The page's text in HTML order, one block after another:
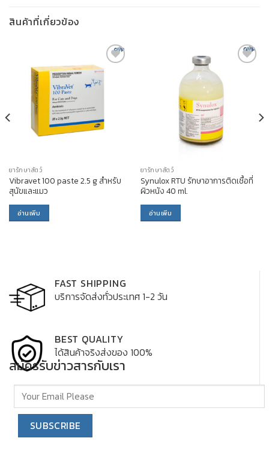
สินค้าที่เกี่ยวข้อง
ยารักษาสัตว์
Vibravet 100 paste 2.5 g สำหรับ
สุนัขและแมว
อ่านเพิ่ม
ADD TO
WISHLIST
ยารักษาสัตว์
Synulox RTU รักษาอาการติดเชื้อที่
ผิวหนัง 40 ml.
อ่านเพิ่ม
FAST SHIPPING
บริการจัดส่งทั่วประเทศ 1-2 วัน
BEST QUALITY
ได้สินค้าจริงส่งของ 100%
สมัครรับข่าวสารกับเรา